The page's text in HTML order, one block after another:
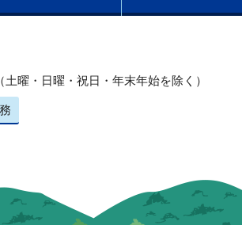
曜・日曜・祝日・年末年始を除く）